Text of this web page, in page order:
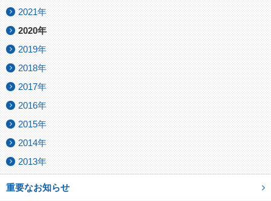
2021年
2020年
2019年
2018年
2017年
2016年
2015年
2014年
2013年
重要なお知らせ